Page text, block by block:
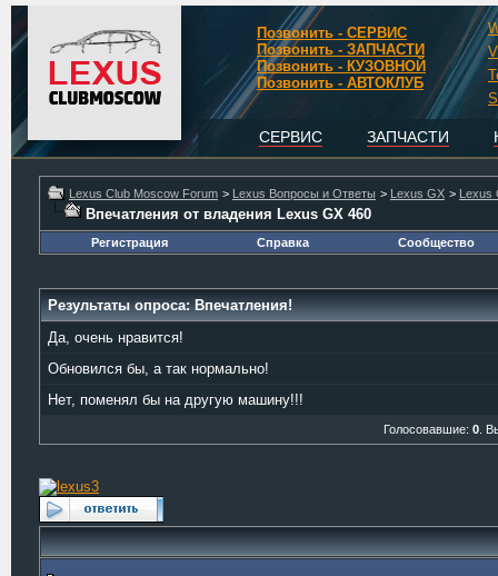
Позвонить - СЕРВИС
Позвонить - ЗАПЧАСТИ
Позвонить - КУЗОВНОЙ
Позвонить - АВТОКЛУБ
СЕРВИС ЗАПЧАСТИ
Lexus Club Moscow Forum > Lexus Вопросы и Ответы > Lexus GX > Lexus
Впечатления от владения Lexus GX 460
Регистрация Справка Сообщество
Результаты опроса: Впечатления!
Да, очень нравится!
Обновился бы, а так нормально!
Нет, поменял бы на другую машину!!!
Голосовавшие: 0 .